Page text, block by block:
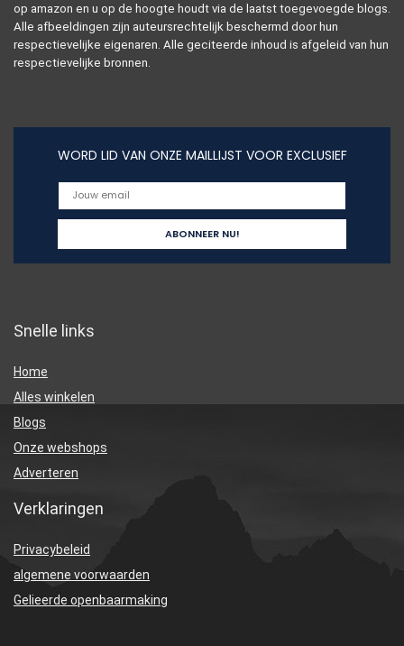
op amazon en u op de hoogte houdt via de laatst toegevoegde blogs.
Alle afbeeldingen zijn auteursrechtelijk beschermd door hun
respectievelijke eigenaren. Alle geciteerde inhoud is afgeleid van hun
respectievelijke bronnen.
WORD LID VAN ONZE MAILLIJST VOOR EXCLUSIEF
Snelle links
Home
Alles winkelen
Blogs
Onze webshops
Adverteren
Verklaringen
Privacybeleid
algemene voorwaarden
Gelieerde openbaarmaking